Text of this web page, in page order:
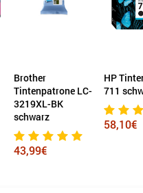
Brother
Tintenpatrone LC-
3219XL-BK
schwarz
43,99€
HP
711
58,10€